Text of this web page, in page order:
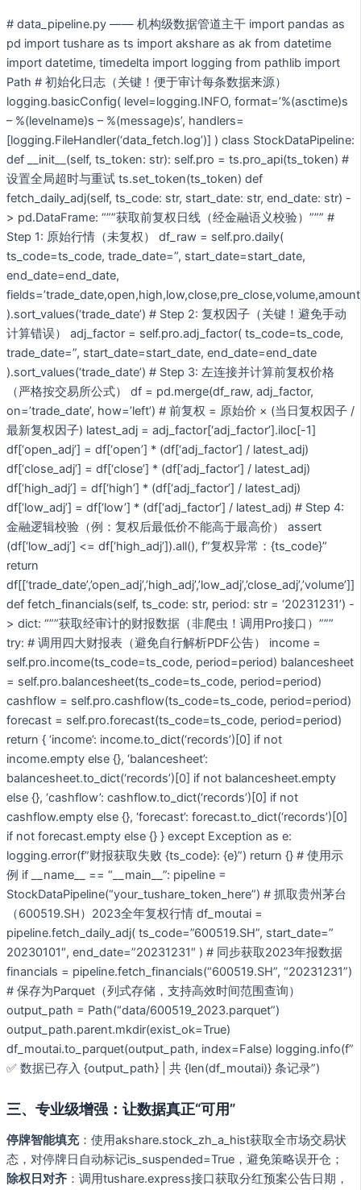
# data_pipeline.py —— 机构级数据管道主干 import pandas as
pd import tushare as ts import akshare as ak from datetime
import datetime, timedelta import logging from pathlib import
Path # 初始化日志（关键！便于审计每条数据来源）
logging.basicConfig( level=logging.INFO, format=’%(asctime)s
– %(levelname)s – %(message)s’, handlers=
[logging.FileHandler(‘data_fetch.log’)] ) class StockDataPipeline:
def __init__(self, ts_token: str): self.pro = ts.pro_api(ts_token) #
设置全局超时与重试 ts.set_token(ts_token) def
fetch_daily_adj(self, ts_code: str, start_date: str, end_date: str) -
> pd.DataFrame: “””获取前复权日线（经金融语义校验）””” #
Step 1: 原始行情（未复权） df_raw = self.pro.daily(
ts_code=ts_code, trade_date=”, start_date=start_date,
end_date=end_date,
).sort_values(‘trade_date’) # Step 2: 复权因子（关键！避免手动
计算错误） adj_factor = self.pro.adj_factor( ts_code=ts_code,
trade_date=”, start_date=start_date, end_date=end_date
).sort_values(‘trade_date’) # Step 3: 左连接并计算前复权价格
（严格按交易所公式） df = pd.merge(df_raw, adj_factor,
on=’trade_date’, how=’left’) # 前复权 = 原始价 × (当日复权因子 /
最新复权因子) latest_adj = adj_factor[‘adj_factor’].iloc[-1]
df[‘open_adj’] = df[‘open’] * (df[‘adj_factor’] / latest_adj)
df[‘close_adj’] = df[‘close’] * (df[‘adj_factor’] / latest_adj)
df[‘high_adj’] = df[‘high’] * (df[‘adj_factor’] / latest_adj)
df[‘low_adj’] = df[‘low’] * (df[‘adj_factor’] / latest_adj) # Step 4:
金融逻辑校验（例：复权后最低价不能高于最高价） assert
(df[‘low_adj’] <= df[‘high_adj’]).all(), f”复权异常：{ts_code}”
return
df[[‘trade_date’,’open_adj’,’high_adj’,’low_adj’,’close_adj’,’volume’]]
def fetch_financials(self, ts_code: str, period: str = ‘20231231’) -
> dict: “””获取经审计的财报数据（非爬虫！调用Pro接口）”””
try: # 调用四大财报表（避免自行解析PDF公告） income =
self.pro.income(ts_code=ts_code, period=period) balancesheet
= self.pro.balancesheet(ts_code=ts_code, period=period)
cashflow = self.pro.cashflow(ts_code=ts_code, period=period)
forecast = self.pro.forecast(ts_code=ts_code, period=period)
return { ‘income’: income.to_dict(‘records’)[0] if not
income.empty else {}, ‘balancesheet’:
balancesheet.to_dict(‘records’)[0] if not balancesheet.empty
else {}, ‘cashflow’: cashflow.to_dict(‘records’)[0] if not
cashflow.empty else {}, ‘forecast’: forecast.to_dict(‘records’)[0]
if not forecast.empty else {} } except Exception as e:
logging.error(f”财报获取失败 {ts_code}: {e}”) return {} # 使用示
例 if __name__ == “__main__”: pipeline =
StockDataPipeline(“your_tushare_token_here”) # 抓取贵州茅台
（600519.SH）2023全年复权行情 df_moutai =
pipeline.fetch_daily_adj( ts_code=”600519.SH”, start_date=”
20230101″, end_date=”20231231″ ) # 同步获取2023年报数据
financials = pipeline.fetch_financials(“600519.SH”, “20231231”)
# 保存为Parquet（列式存储，支持高效时间范围查询）
output_path = Path(“data/600519_2023.parquet”)
output_path.parent.mkdir(exist_ok=True)
df_moutai.to_parquet(output_path, index=False) logging.info(f”
✅ 数据已存入 {output_path} | 共 {len(df_moutai)} 条记录”)
三、专业级增强：让数据真正“可用”
停牌智能填充：使用akshare.stock_zh_a_hist获取全市场交易状
态，对停牌日自动标记is_suspended=True，避免策略误开仓；
除权日对齐 ：调用tushare.express接口获取分红预案公告日期，